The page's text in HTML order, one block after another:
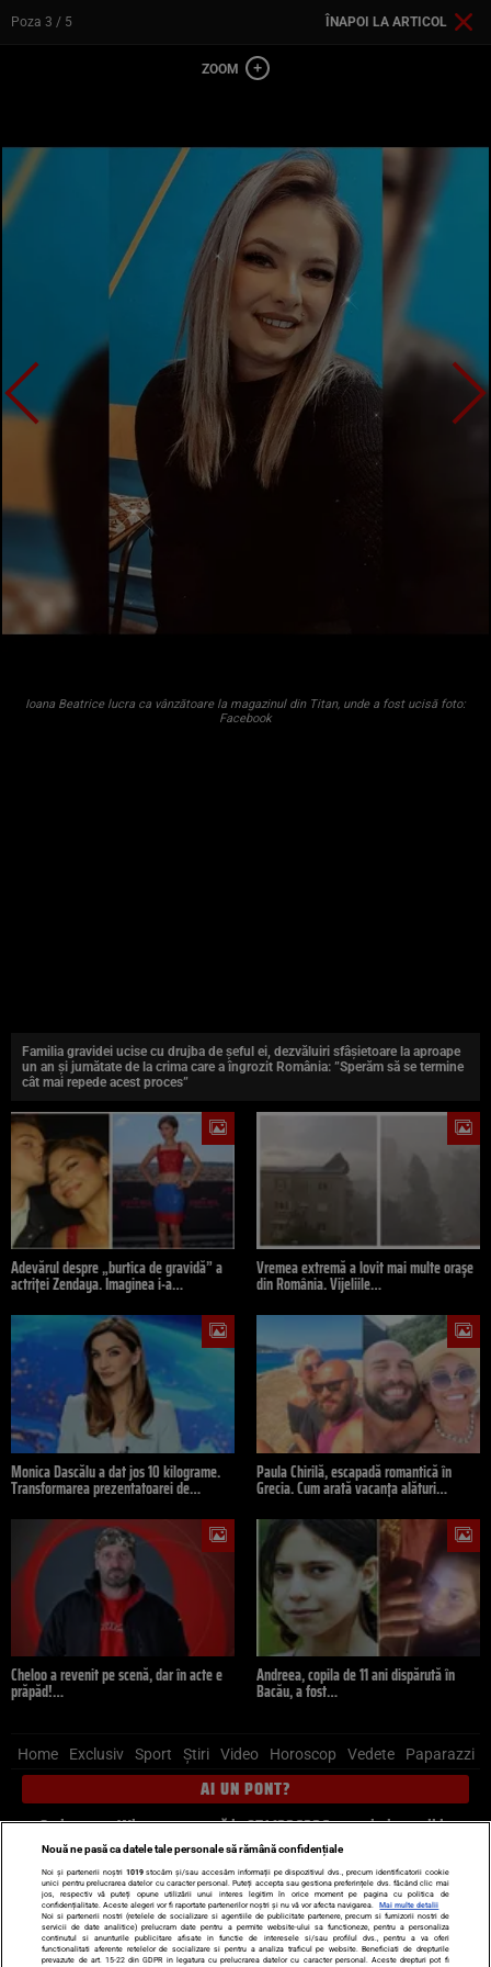
Poza 3 / 5 ÎNAPOI LA ARTICOL
Ioana Beatrice lucra ca vânzătoare la magazinul din Titan, unde a fost ucisă foto:
Facebook
Familia gravidei ucise cu drujba de șeful ei, dezvăluiri sfâșietoare la aproape
un an și jumătate de la crima care a îngrozit România: ”Sperăm să se termine
cât mai repede acest proces”
Adevărul despre „burtica de gravidă” a
actriței Zendaya. Imaginea i-a…
Vremea extremă a lovit mai multe orașe
din România. Vijeliile…
Monica Dascălu a dat jos 10 kilograme.
Transformarea prezentatoarei de…
Paula Chirilă, escapadă romantică în
Grecia. Cum arată vacanța alături…
Cheloo a revenit pe scenă, dar în acte e
prăpăd!…
Andreea, copila de 11 ani dispărută în
Bacău, a fost…
Home Exclusiv Sport Știri Video Horoscop Vedete Paparazzi
AI UN PONT?
Scrie-ne pe Whatsapp, sună la 0741226226 sau trimite mail la
pont@cancan.ro
Știri interne Știri externe
Politică
Ultimele stiri
Diete Insula Iubirii Dictionar de vise
LIFE STYLE
Horoscop
Nouă ne pasă ca datele tale personale să rămână confidențiale
Noi și partenerii noștri 1019stocăm și/sau accesăm informații pe dispozitivul dvs., precum identificatorii cookie
unici pentru prelucrarea datelor cu caracter personal. Puteți accepta sau gestiona preferințele dvs. făcând clic mai
jos, respectiv vă puteți opune utilizării unui interes legitim în orice moment pe pagina cu politica de
confidențialitate. Aceste alegeri vor fi raportate partenerilor noștri și nu vă vor afecta navigarea.
Mai multe detalii
Noi si partenerii nostri (retelele de socializare si agentiile de publicitate partenere, precum si furnizorii nostri de
servicii de date analitice) prelucram date pentru a permite website-ului sa functioneze, pentru a personaliza
continutul si anunturile publicitare afisate in functie de interesele si/sau profilul dvs., pentru a va oferi
functionalitati aferente retelelor de socializare si pentru a analiza traficul pe website. Beneficiati de drepturile
prevazute de art. 15-22 din GDPR in legatura cu prelucrarea datelor cu caracter personal. Aceste drepturi pot fi